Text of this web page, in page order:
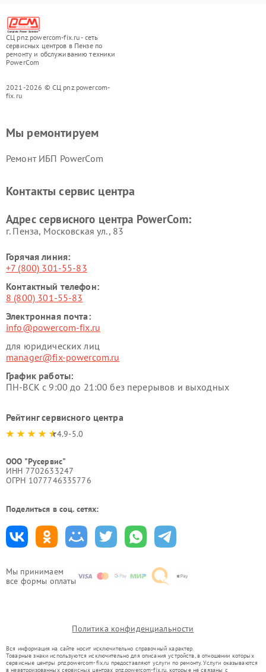
СЦ pnz.powercom-fix.ru - сеть
сервисных центров в Пензе по
ремонту и обслуживанию техники
PowerCom
2021-2026 © СЦ pnz.powercom-
fix.ru
Мы принимаем
все формы оплаты
Мы ремонтируем
Ремонт ИБП PowerCom
Контакты сервис центра
Адрес сервисного центра PowerCom:
г. Пенза, Московская ул., 83
Горячая линия:
+7 (800) 301-55-83
Контактный телефон:
8 (800) 301-55-83
Электронная почта:
info@powercom-fix.ru
для юридических лиц
manager@fix-powercom.ru
График работы:
ПН-ВСК с 9:00 до 21:00 без перерывов и выходных
Рейтинг сервисного центра
4.9-5.0
ООО "Русервис"
ИНН 7702633247
ОГРН 1077746335776
Поделиться в соц. сетях:
Политика конфиденциальности
Вся информация на сайте носит исключительно справочный характер.
Товарные знаки используются исключительно для описания устройств, в отношении которых
сервисные центры pnz.powercom-fix.ru предоставляют услуги по ремонту. Услуги оказываются
в неавторизованных сервисных центрах pnz.powercom-fix.ru, которые не связаны с